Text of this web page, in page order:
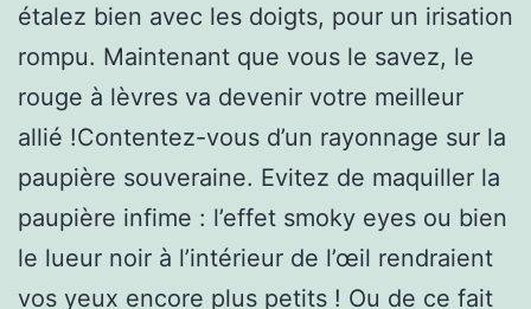
étalez bien avec les doigts, pour un irisation
rompu. Maintenant que vous le savez, le
rouge à lèvres va devenir votre meilleur
allié !Contentez-vous d’un rayonnage sur la
paupière souveraine. Evitez de maquiller la
paupière infime : l’effet smoky eyes ou bien
le lueur noir à l’intérieur de l’œil rendraient
vos yeux encore plus petits ! Ou de ce fait